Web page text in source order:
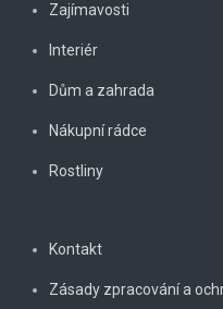
Zajímavosti
Interiér
Dům a zahrada
Nákupní rádce
Rostliny
Kontakt
Zásady zpracování a